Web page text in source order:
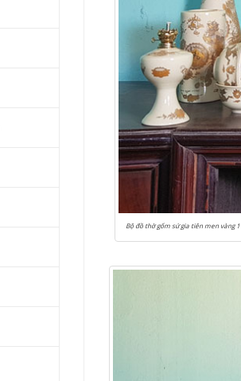
Bộ đồ thờ gốm sứ gia tiên men vàng 1